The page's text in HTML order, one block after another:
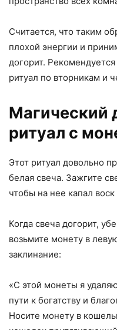
Считается, что таким
плохой энергии и
догорит.
ритуал по вторникам и
Магический
ритуал с
Этот ритуал довольно
белая свеча. Зажгите
чтобы на нее капал
Когда свеча догорит,
возьмите монету в
заклинание:
«С этой монеты я
пути к богатству и
Носите монету в